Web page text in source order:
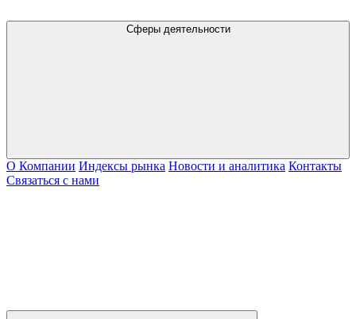
Сферы деятельности
О Компании Индексы рынка Новости и аналитика Контакты
Связаться с нами